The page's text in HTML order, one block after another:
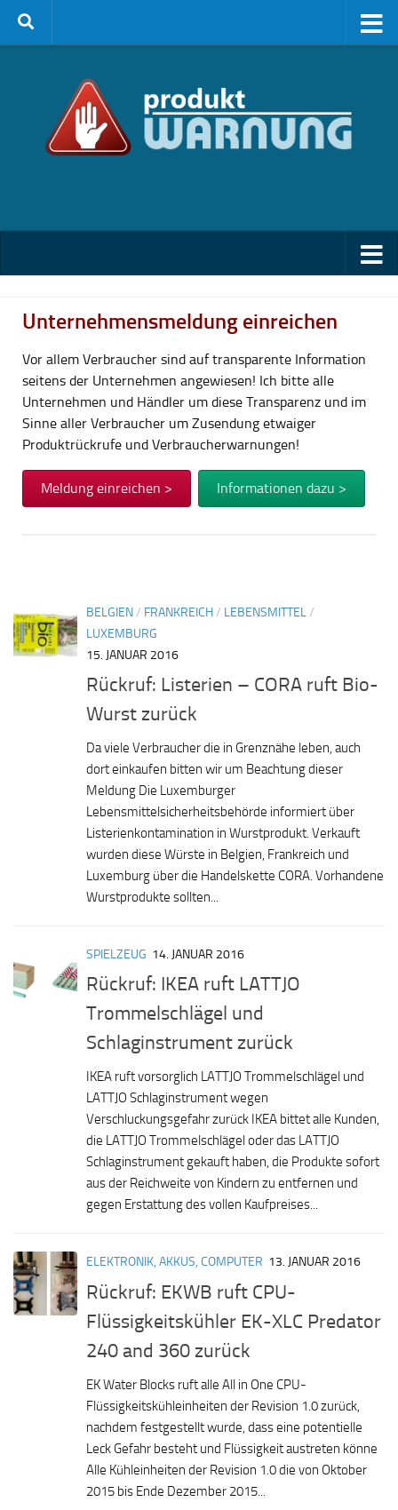
Zum Inhalt springen
Unternehmensmeldung einreichen
Vor allem Verbraucher sind auf transparente Information
seitens der Unternehmen angewiesen! Ich bitte alle
Unternehmen und Händler um diese Transparenz und im
Sinne aller Verbraucher um Zusendung etwaiger
Produktrückrufe und Verbraucherwarnungen!
Meldung einreichen > Informationen dazu >
BELGIEN/ FRANKREICH/ LEBENSMITTEL/
LUXEMBURG
15. JANUAR 2016
Rückruf: Listerien – CORA ruft Bio-
Wurst zurück
Da viele Verbraucher die in Grenznähe leben, auch
dort einkaufen bitten wir um Beachtung dieser
Meldung Die Luxemburger
Lebensmittelsicherheitsbehörde informiert über
Listerienkontamination in Wurstprodukt. Verkauft
wurden diese Würste in Belgien, Frankreich und
Luxemburg über die Handelskette CORA. Vorhandene
Wurstprodukte sollten...
SPIELZEUG 14. JANUAR 2016
Rückruf: IKEA ruft LATTJO
Trommelschlägel und
Schlaginstrument zurück
IKEA ruft vorsorglich LATTJO Trommelschlägel und
LATTJO Schlaginstrument wegen
Verschluckungsgefahr zurück IKEA bittet alle Kunden,
die LATTJO Trommelschlägel oder das LATTJO
Schlaginstrument gekauft haben, die Produkte sofort
aus der Reichweite von Kindern zu entfernen und
gegen Erstattung des vollen Kaufpreises...
ELEKTRONIK, AKKUS, COMPUTER 13. JANUAR 2016
Rückruf: EKWB ruft CPU-
Flüssigkeitskühler EK-XLC Predator
240 and 360 zurück
EK Water Blocks ruft alle All in One CPU-
Flüssigkeitskühleinheiten der Revision 1.0 zurück,
nachdem festgestellt wurde, dass eine potentielle
Leck Gefahr besteht und Flüssigkeit austreten könne
Alle Kühleinheiten der Revision 1.0 die von Oktober
2015 bis Ende Dezember 2015...